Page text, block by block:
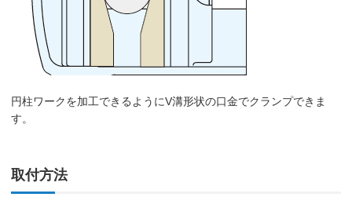
円柱ワークを加工できるようにV溝形状の口金でクランプできま
す。
取付方法